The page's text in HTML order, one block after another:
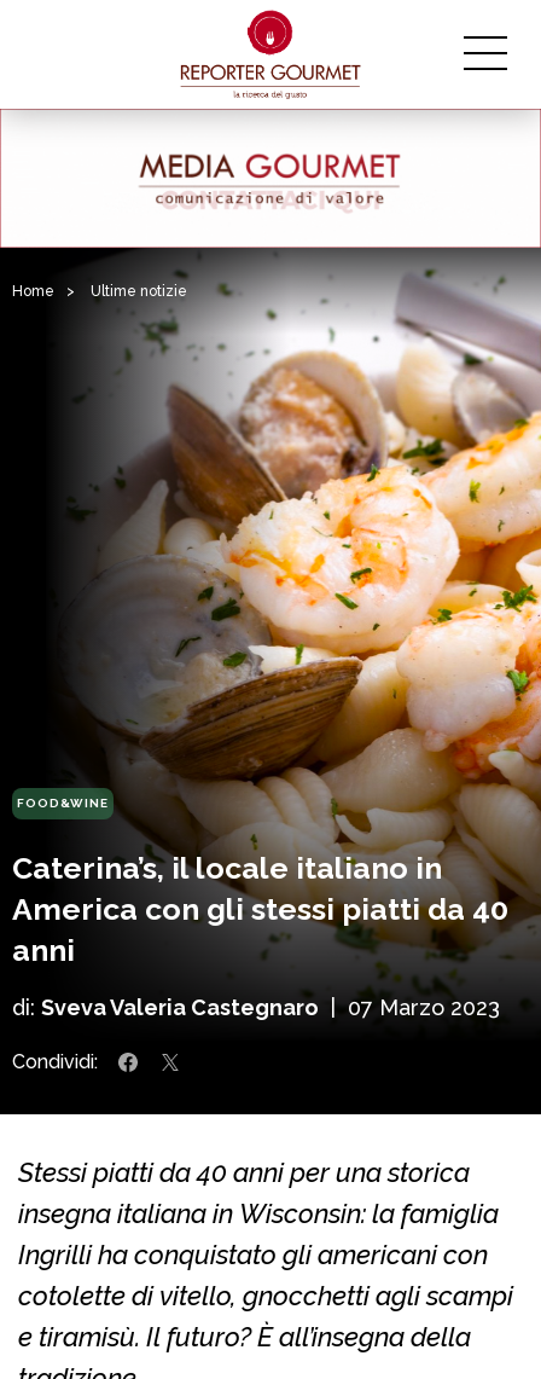
Home > Ultime notizie
FOOD&WINE
Caterina’s, il locale italiano in
America con gli stessi piatti da 40
anni
di: Sveva Valeria Castegnaro 07 Marzo 2023
Condividi:
Stessi piatti da 40 anni per una storica
insegna italiana in Wisconsin: la famiglia
Ingrilli ha conquistato gli americani con
cotolette di vitello, gnocchetti agli scampi
e tiramisù. Il futuro? È all’insegna della